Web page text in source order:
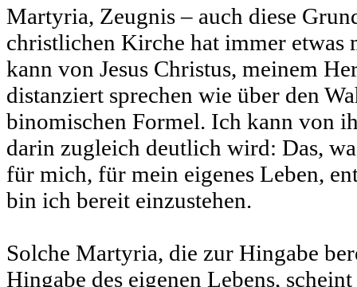
Martyria, Zeugnis – auch diese
christlichen Kirche hat immer etwas
kann von Jesus Christus, meinem
distanziert sprechen wie über den
binomischen Formel. Ich kann von
darin zugleich deutlich wird: Das,
für mich, für mein eigenes Leben,
bin ich bereit einzustehen.
Solche Martyria, die zur Hingabe
Hingabe des eigenen Lebens,